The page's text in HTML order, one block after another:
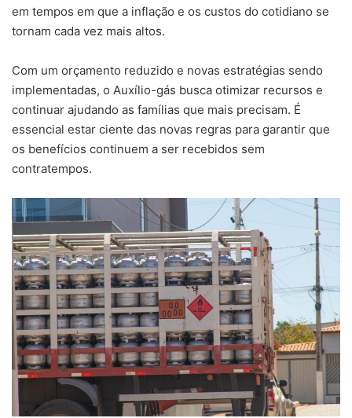
em tempos em que a inflação e os custos do cotidiano se
tornam cada vez mais altos.
Com um orçamento reduzido e novas estratégias sendo
implementadas, o Auxílio-gás busca otimizar recursos e
continuar ajudando as famílias que mais precisam. É
essencial estar ciente das novas regras para garantir que
os benefícios continuem a ser recebidos sem
contratempos.